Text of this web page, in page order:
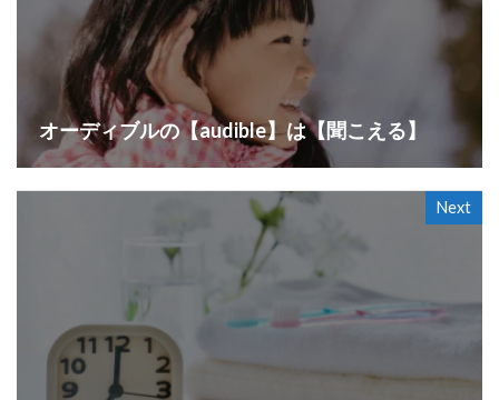
オーディブルの【audible】は【聞こえる】
Next